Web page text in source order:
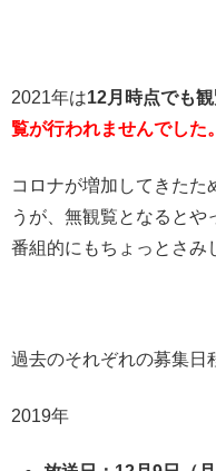
2021年は12月時点でも
覧が行われませんでした。
コロナが増加してきたた
うが、無観覧となるとや
番組的にもちょっとさみ
過去のそれぞれの募集日
2019年